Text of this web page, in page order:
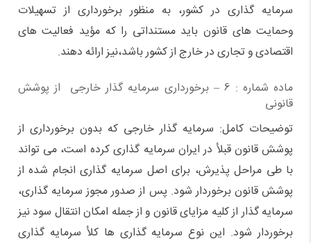
سرمایه گذاری در کشور، به منظور برخورداری از تسهیلات
وحمایت های قانون باید مستنداتی را که مؤید فعالیت های
اقتصادی و تجاری در خارج از کشور باشد،‌نیز ارائه دهند.
ماده شماره : 6 – برخورداری سرمایه گذار خارجی از پوشش
قانونی
توضیحات کامل: سرمایه گذار خارجی که بدون برخورداری از
پوشش قانون قبلأ در ایران سرمایه گذاری کرده است، می تواند
با طی مراحل پذیرش، برای اصل سرمایه گذاری انجام شده از
پوشش قانون برخوردار شود. پس از صدور مجوز سرمایه گذاری،
سرمایه گذار از کلیه مزایای قانون و از جمله امکان انتقال سود نیز
برخوردار شود. این نوع سرمایه گذاری ها کلأ سرمایه گذاری